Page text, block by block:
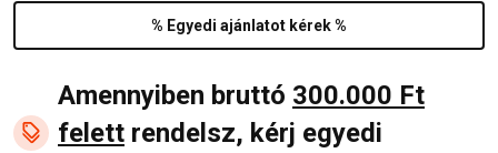
% Egyedi ajánlatot kérek %
Amennyiben bruttó 300.000 Ft
felett rendelsz, kérj egyedi